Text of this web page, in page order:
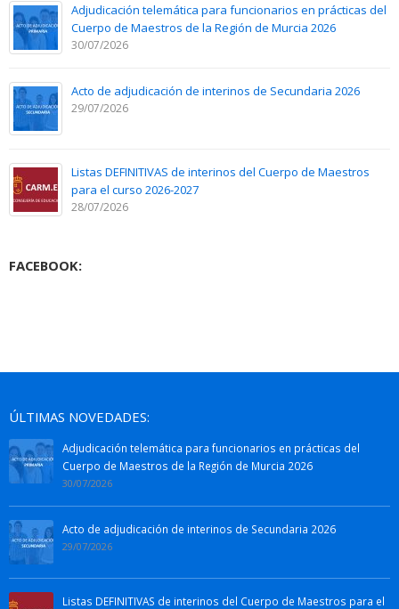
Adjudicación telemática para funcionarios en prácticas del
Cuerpo de Maestros de la Región de Murcia 2026
30/07/2026
Acto de adjudicación de interinos de Secundaria 2026
29/07/2026
Listas DEFINITIVAS de interinos del Cuerpo de Maestros
para el curso 2026-2027
28/07/2026
FACEBOOK:
ÚLTIMAS NOVEDADES:
Adjudicación telemática para funcionarios en prácticas del
Cuerpo de Maestros de la Región de Murcia 2026
30/07/2026
Acto de adjudicación de interinos de Secundaria 2026
29/07/2026
Listas DEFINITIVAS de interinos del Cuerpo de Maestros para el